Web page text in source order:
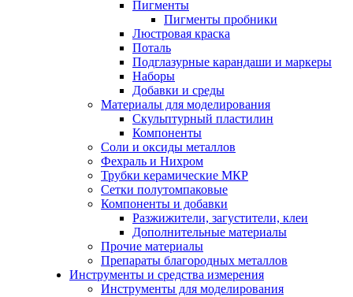
Пигменты
Пигменты пробники
Люстровая краска
Поталь
Подглазурные карандаши и маркеры
Наборы
Добавки и среды
Материалы для моделирования
Скульптурный пластилин
Компоненты
Соли и оксиды металлов
Фехраль и Нихром
Трубки керамические МКР
Сетки полутомпаковые
Компоненты и добавки
Разжижители, загустители, клеи
Дополнительные материалы
Прочие материалы
Препараты благородных металлов
Инструменты и средства измерения
Инструменты для моделирования